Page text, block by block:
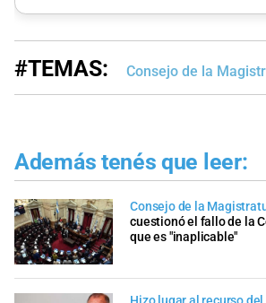
#TEMAS: Consejo de la
Además tenés que leer:
Consejo de la
cuestionó el fallo de la
que es "inaplicable"